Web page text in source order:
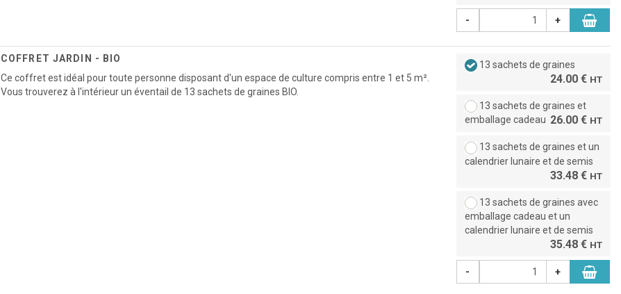
- +
COFFRET JARDIN - BIO
Ce coffret est idéal pour toute personne disposant d'un espace de culture compris entre 1 et 5 m².
Vous trouverez à l'intérieur un éventail de 13 sachets de graines BIO.
13 sachets de graines
24.00 € HT
13 sachets de graines et
emballage cadeau 26.00 € HT
13 sachets de graines et un
calendrier lunaire et de semis
33.48 € HT
13 sachets de graines avec
emballage cadeau et un
calendrier lunaire et de semis
35.48 € HT
- +